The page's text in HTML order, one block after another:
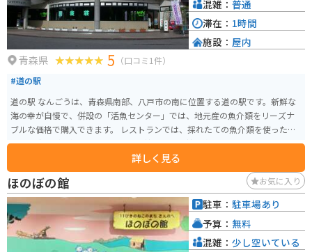
青森県 5 （口コミ1件）
#道の駅
道の駅 なんごうは、青森県南部、八戸市の南に位置する道の駅です。新鮮な
海の幸が自慢で、併設の「活魚センター」では、地元産の魚介類をリーズナ
ブルな価格で購入できます。 レストランでは、採れたての魚介類を使った丼
ぶりや定食が人気です。特に、ウニ丼やイクラ丼は絶品なので、ぜひ味わっ
てみてください。また、軽食コーナーでは、ホタテやイカなどの浜焼きも楽
しめます。 バイクで訪れる際は、太平洋に面した海岸線を走る国道45号線か
らアクセスできます。道の駅には、広々とした駐車場が完備されているので
安心です。周辺には、種差海岸や蕪島など、風光明媚な観光スポットも点在し
ているので、ツーリングの拠点にも最適です。 【おすすめポイント】 - 新鮮
な魚介類を堪能できる - 太平洋を望む絶景スポット - バイクツーリングの拠点
に最適
詳しく見る
混雑： 普通
滞在： 1時間
施設： 屋内
ほのぼの館 お気に入り
駐車： 駐車場あり
予算： 無料
混雑： 少し空いている